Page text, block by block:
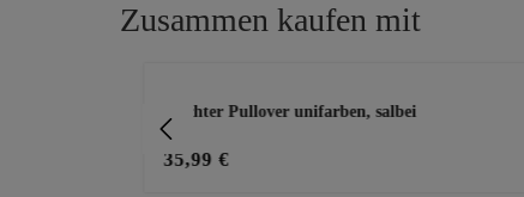
Zusammen kaufen mit
Leichter Pullover unifarben, salbei
35,99 €